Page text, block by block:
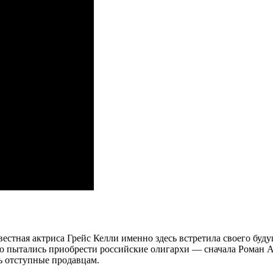
актриса Грейс Келли именно здесь встретила своего
приобрести российские олигархи — сначала Роман
отступные продавцам.